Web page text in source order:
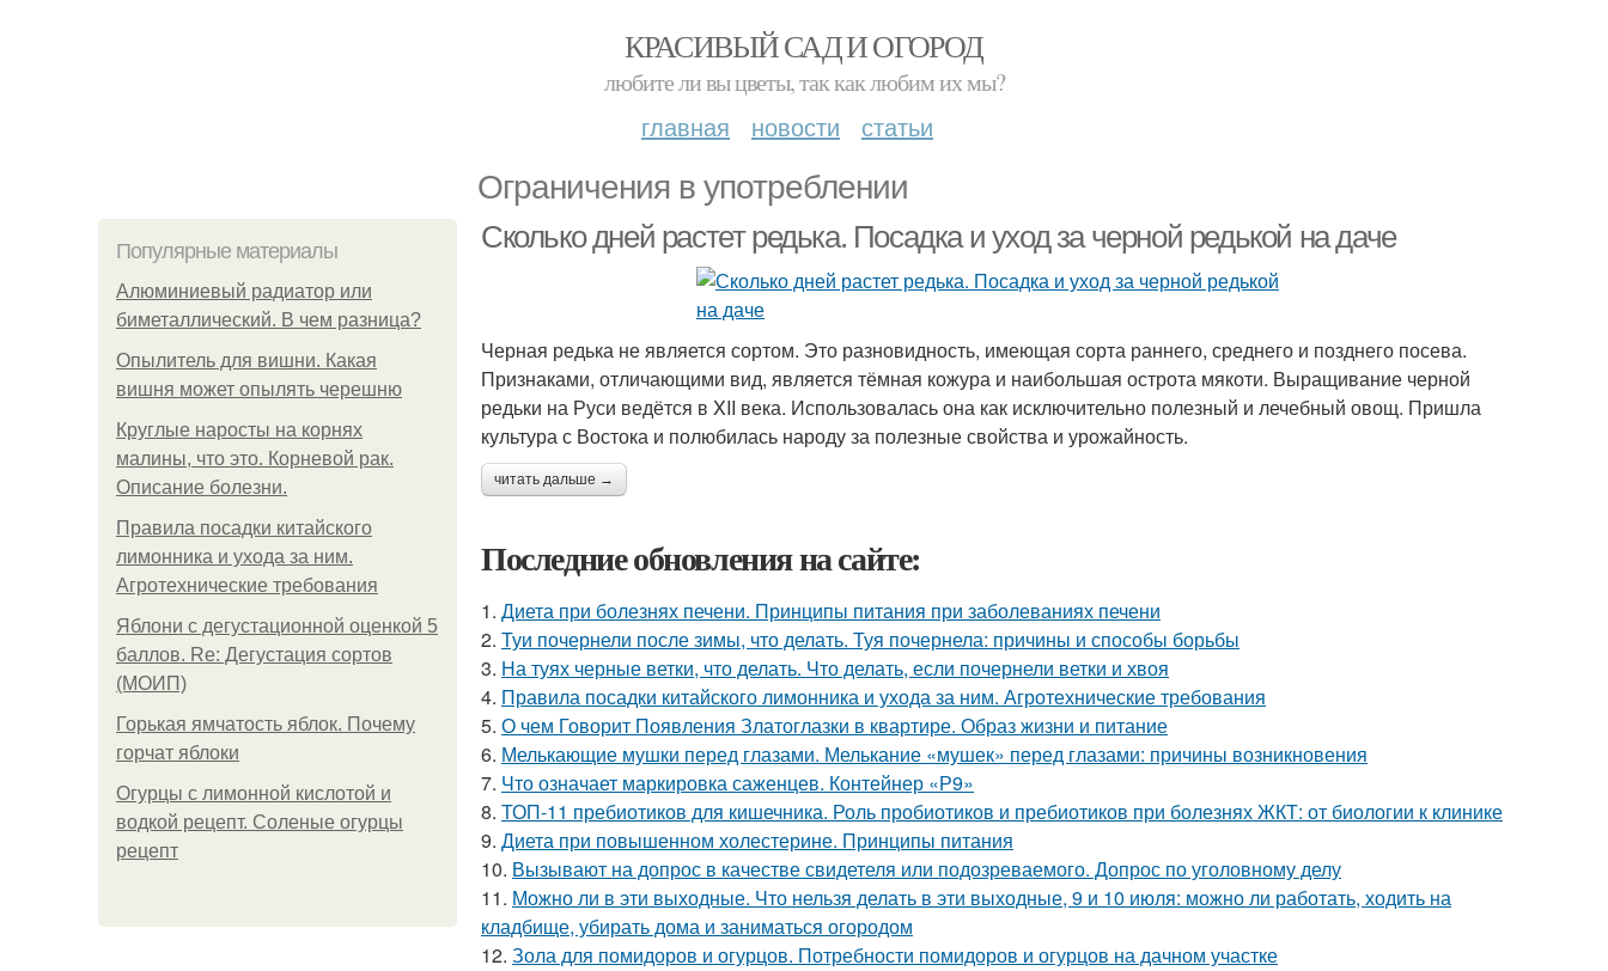
КРАСИВЫЙ САД И ОГОРОД
любите ли вы цветы, так как любим их мы?
главная новости статьи
Ограничения в употреблении
Популярные материалы
Алюминиевый радиатор или
биметаллический. В чем разница?
Опылитель для вишни. Какая
вишня может опылять черешню
Круглые наросты на корнях
малины, что это. Корневой рак.
Описание болезни.
Правила посадки китайского
лимонника и ухода за ним.
Агротехнические требования
Яблони с дегустационной оценкой 5
баллов. Re: Дегустация сортов
(МОИП)
Горькая ямчатость яблок. Почему
горчат яблоки
Огурцы с лимонной кислотой и
водкой рецепт. Соленые огурцы
рецепт
Сколько дней растет редька. Посадка и уход за черной редькой на даче
Черная редька не является сортом. Это разновидность, имеющая сорта раннего, среднего и позднего посева.
Признаками, отличающими вид, является тёмная кожура и наибольшая острота мякоти. Выращивание черной
редьки на Руси ведётся в XII века. Использовалась она как исключительно полезный и лечебный овощ. Пришла
культура с Востока и полюбилась народу за полезные свойства и урожайность.
читать дальше →
Последние обновления на сайте:
1. Диета при болезнях печени. Принципы питания при заболеваниях печени
2. Туи почернели после зимы, что делать. Туя почернела: причины и способы борьбы
3. На туях черные ветки, что делать. Что делать, если почернели ветки и хвоя
4. Правила посадки китайского лимонника и ухода за ним. Агротехнические требования
5. О чем Говорит Появления Златоглазки в квартире. Образ жизни и питание
6. Мелькающие мушки перед глазами. Мелькание «мушек» перед глазами: причины возникновения
7. Что означает маркировка саженцев. Контейнер «Р9»
8. ТОП-11 пребиотиков для кишечника. Роль пробиотиков и пребиотиков при болезнях ЖКТ: от биологии к клинике
9. Диета при повышенном холестерине. Принципы питания
10. Вызывают на допрос в качестве свидетеля или подозреваемого. Допрос по уголовному делу
11. Можно ли в эти выходные. Что нельзя делать в эти выходные, 9 и 10 июля: можно ли работать, ходить на
кладбище, убирать дома и заниматься огородом
12. Зола для помидоров и огурцов. Потребности помидоров и огурцов на дачном участке